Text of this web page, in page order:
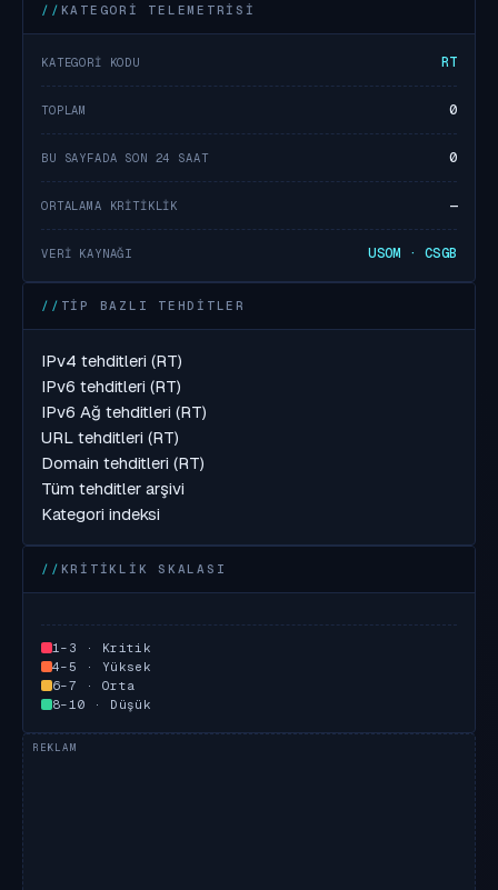
KATEGORI TELEMETRISI
KATEGORI KODU RT
TOPLAM 0
BU SAYFADA SON 24 SAAT 0
ORTALAMA KRITIKLIK —
VERI KAYNAĞI USOM · CSGB
TIP BAZLI TEHDITLER
IPv4 tehditleri (RT)
IPv6 tehditleri (RT)
IPv6 Ağ tehditleri (RT)
URL tehditleri (RT)
Domain tehditleri (RT)
Tüm tehditler arşivi
Kategori indeksi
KRITIKLIK SKALASI
1–3 · Kritik
4–5 · Yüksek
6–7 · Orta
8–10 · Düşük